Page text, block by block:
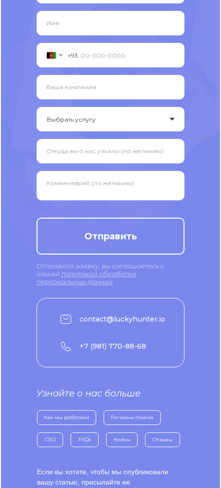
Имя
+93
Ваша компания
Откуда вы о нас узнали (по желанию)
Комментарий (по желанию)
Отправить
Отправляя заявку, вы соглашаетесь с
нашей политикой обработки
персональных данных
Узнайте о нас больше
Как мы работаем
FAQs
Регионы поиска
Кейсы
CEO Отзывы
Если вы хотите, чтобы мы опубликовали
вашу статью, присылайте ее
contact@luckyhunter.io
+7 (981) 770-88-68